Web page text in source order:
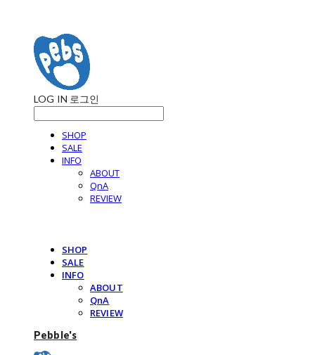
LOG IN 로그인
SHOP
SALE
INFO
ABOUT
QnA
REVIEW
SHOP
SALE
INFO
ABOUT
QnA
REVIEW
Pebble's